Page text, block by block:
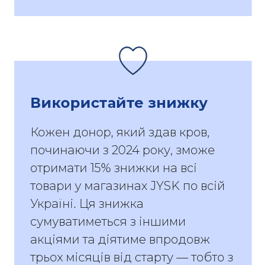
Використайте знижку
Кожен донор, який здав кров,
починаючи з 2024 року, зможе
отримати 15% знижки на всі
товари у магазинах JYSK по всій
Україні. Ця знижка
сумуватиметься з іншими
акціями та діятиме впродовж
трьох місяців від старту — тобто з